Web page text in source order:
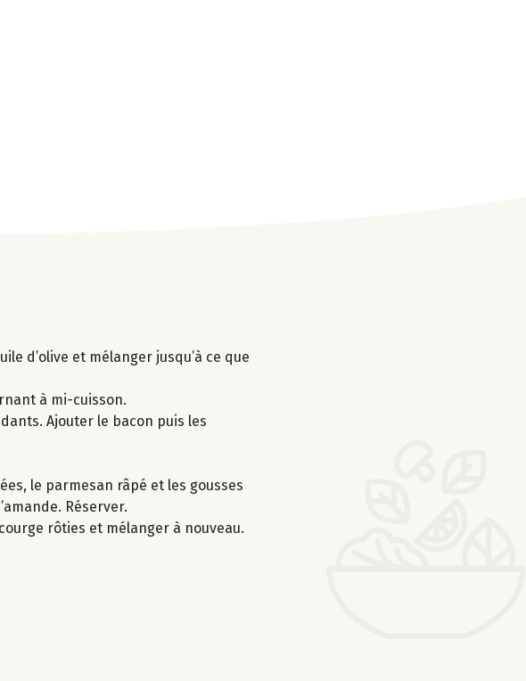
d’olive et mélanger jusqu’à ce que
à mi-cuisson.
Ajouter le bacon puis les
le parmesan râpé et les gousses
Réserver.
rôties et mélanger à nouveau.